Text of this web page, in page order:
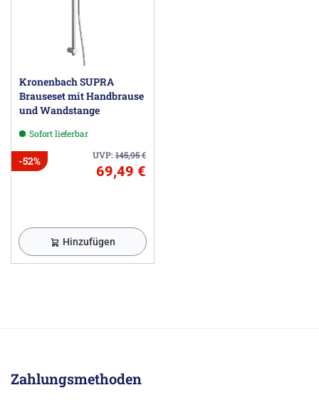
Kronenbach SUPRA
Brauseset mit Handbrause
und Wandstange
Sofort lieferbar
UVP:145,95€
-52%
69,49 €
Hinzufügen
Zahlungsmethoden